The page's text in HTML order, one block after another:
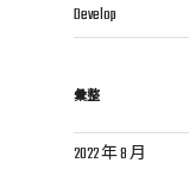
Develop
彙整
2022 年 8 月